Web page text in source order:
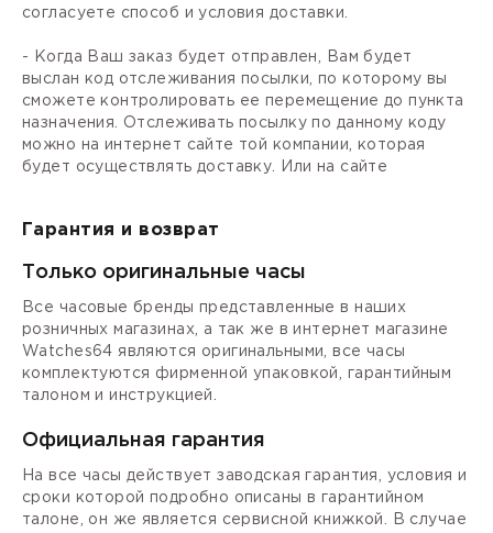
согласуете способ и условия доставки.
- Когда Ваш заказ будет отправлен, Вам будет
выслан код отслеживания посылки, по которому вы
сможете контролировать ее перемещение до пункта
назначения. Отслеживать посылку по данному коду
можно на интернет сайте той компании, которая
будет осуществлять доставку. Или на сайте
Гарантия и возврат
Только оригинальные часы
Все часовые бренды представленные в наших
розничных магазинах, а так же в интернет магазине
Watches64 являются оригинальными, все часы
комплектуются фирменной упаковкой, гарантийным
талоном и инструкцией.
Официальная гарантия
На все часы действует заводская гарантия, условия и
сроки которой подробно описаны в гарантийном
талоне, он же является сервисной книжкой. В случае